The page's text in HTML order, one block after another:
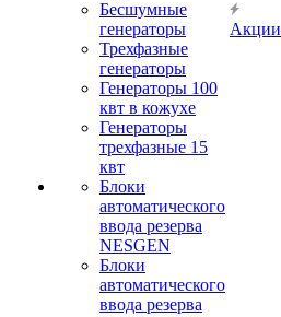
Бесшумные
генераторы
Трехфазные
генераторы
Генераторы 100
квт в кожухе
Генераторы
трехфазные 15
квт
Блоки
автоматического
ввода резерва
NESGEN
Блоки
автоматического
ввода резерва
Акции